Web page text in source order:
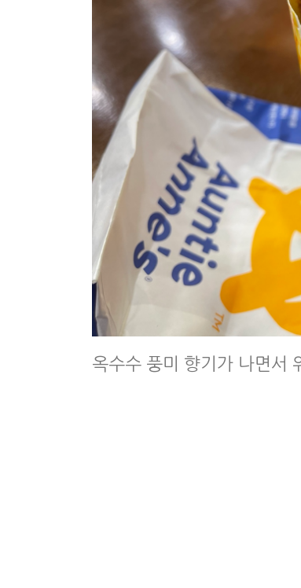
옥수수 풍미 향기가 나면서